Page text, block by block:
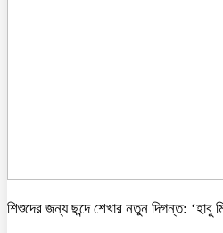
শিশুদের জন্য ছন্দে শেখার নতুন দিগন্ত: ‘হাবু